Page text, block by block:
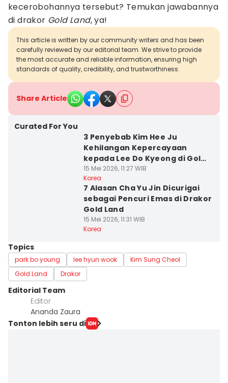
kecerobohannya tersebut? Temukan jawabannya
di drakor Gold Land, ya!
This article is written by our community writers and has been
carefully reviewed by our editorial team. We strive to provide
the most accurate and reliable information, ensuring high
standards of quality, credibility, and trustworthiness.
Share Article
Curated For You
3 Penyebab Kim Hee Ju
Kehilangan Kepercayaan
kepada Lee Do Kyeong di Gold
Land
15 Mei 2026, 11:27 WIB
Korea
7 Alasan Cha Yu Jin Dicurigai
sebagai Pencuri Emas di Drakor
Gold Land
15 Mei 2026, 11:31 WIB
Korea
Topics
park bo young lee hyun wook
Kim Sung Cheol
Gold Land
Drakor
Editorial Team
Editor
Ananda Zaura
Tonton lebih seru di